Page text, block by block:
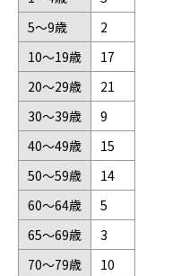
5～9歳
2
10～19歳
17
20～29歳
21
30～39歳
9
40～49歳
15
50～59歳
14
60～64歳
5
65～69歳
3
70～79歳
10